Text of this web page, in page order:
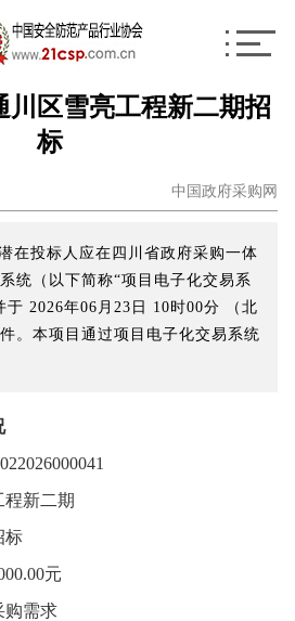
川区雪亮工程新二期招
标
中国政府采购网
在投标人应在四川省政府采购一体
统（以下简称“项目电子化交易系
于 2026年06月23日 10时00分 （北
。本项目通过项目电子化交易系统
新二期
元
需求